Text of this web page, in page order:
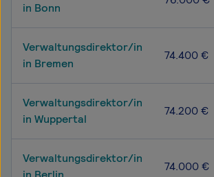
in Bonn
Verwaltungsdirektor/in
in Bremen
74.400 €
Verwaltungsdirektor/in
in Wuppertal
74.200 €
Verwaltungsdirektor/in
74.000 €